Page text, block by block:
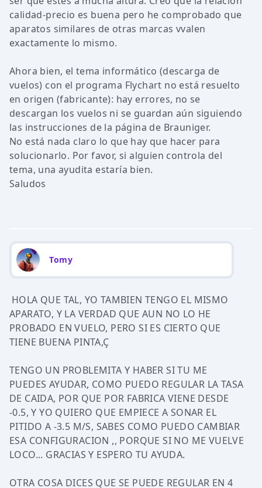
calidad-precio es buena pero he comprobado que
aparatos similares de otras marcas vvalen
exactamente lo mismo.
Ahora bien, el tema informático (descarga de
vuelos) con el programa Flychart no está resuelto
en origen (fabricante): hay errores, no se
descargan los vuelos ni se guardan aún siguiendo
las instrucciones de la página de Brauniger.
No está nada claro lo que hay que hacer para
solucionarlo. Por favor, si alguien controla del
tema, una ayudita estaría bien.
Saludos
Tomy
HOLA QUE TAL, YO TAMBIEN TENGO EL MISMO
APARATO, Y LA VERDAD QUE AUN NO LO HE
PROBADO EN VUELO, PERO SI ES CIERTO QUE
TIENE BUENA PINTA,Ç
TENGO UN PROBLEMITA Y HABER SI TU ME
PUEDES AYUDAR, COMO PUEDO REGULAR LA TASA
DE CAIDA, POR QUE POR FABRICA VIENE DESDE
-0.5, Y YO QUIERO QUE EMPIECE A SONAR EL
PITIDO A -3.5 M/S, SABES COMO PUEDO CAMBIAR
ESA CONFIGURACION ,, PORQUE SI NO ME VUELVE
LOCO... GRACIAS Y ESPERO TU AYUDA.
OTRA COSA DICES QUE SE PUEDE REGULAR EN 4